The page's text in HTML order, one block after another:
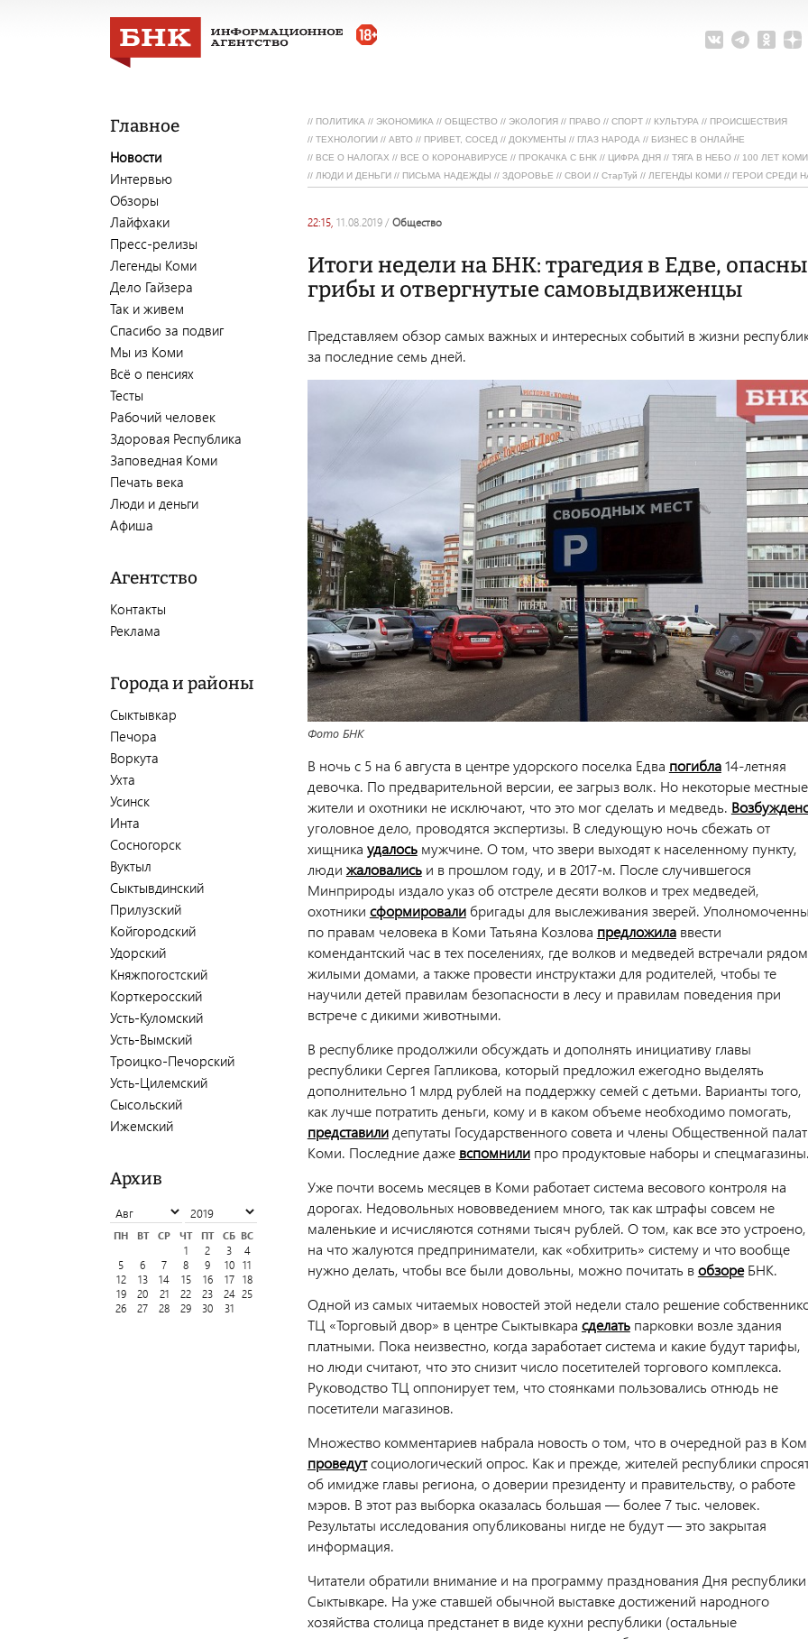
Главное
Новости
Интервью
Обзоры
Лайфхаки
Пресс-релизы
Легенды Коми
Дело Гайзера
Так и живем
Спасибо за подвиг
Мы из Коми
Всё о пенсиях
Тесты
Рабочий человек
Здоровая Республика
Заповедная Коми
Печать века
Люди и деньги
Афиша
Агентство
Контакты
Реклама
Города и районы
Сыктывкар
Печора
Воркута
Ухта
Усинск
Инта
Сосногорск
Вуктыл
Сыктывдинский
Прилузский
Койгородский
Удорский
Княжпогостский
Корткеросский
Усть-Куломский
Усть-Вымский
Троицко-Печорский
Усть-Цилемский
Сысольский
Ижемский
Архив
ПН ВТ СР ЧТ ПТ СБ ВС
1
2 3
4
5
6 7 8 9 10
11
12
13 14 15 16 17
18
19
20 21 22 23 24 25
26
27 28 29 30 31
// ПОЛИТИКА // ЭКОНОМИКА // ОБЩЕСТВО // ЭКОЛОГИЯ // ПРАВО // СПОРТ // КУЛЬТУРА // ПРОИСШЕСТВИЯ
// ТЕХНОЛОГИИ // АВТО // ПРИВЕТ, СОСЕД // ДОКУМЕНТЫ // ГЛАЗ НАРОДА // БИЗНЕС В ОНЛАЙНЕ
// ВСЕ О НАЛОГАХ // ВСЕ О КОРОНАВИРУСЕ // ПРОКАЧКА С БНК // ЦИФРА ДНЯ // ТЯГА В НЕБО // 100 ЛЕТ КОМИ
// ЛЮДИ И ДЕНЬГИ // ПИСЬМА НАДЕЖДЫ // ЗДОРОВЬЕ // СВОИ // СтарТуй // ЛЕГЕНДЫ КОМИ // ГЕРОИ СРЕДИ
22:15, 11.08.2019 / общество
Итоги недели на БНК: трагедия в Едве,
грибы и отвергнутые самовыдвиженцы
Представляем обзор самых важных и интересных событий в жизни
за последние семь дней.
Фото БНК
В ночь с 5 на 6 августа в центре удорского поселка Едва погибла14-летняя
девочка. По предварительной версии, ее загрыз волк. Но некоторые местные
жители и охотники не исключают, что это мог сделать и медведь.
уголовное дело, проводятся экспертизы. В следующую ночь сбежать от
хищника удалосьмужчине. О том, что звери выходят к населенному пункту,
люди жаловалисьи в прошлом году, и в 2017-м. После случившегося
Минприроды издало указ об отстреле десяти волков и трех медведей,
охотники сформировалибригады для выслеживания зверей.
по правам человека в Коми Татьяна Козлова предложилаввести
комендантский час в тех поселениях, где волков и медведей встречали
жилыми домами, а также провести инструктажи для родителей, чтобы те
научили детей правилам безопасности в лесу и правилам поведения при
встрече с дикими животными.
В республике продолжили обсуждать и дополнять инициативу главы
республики Сергея Гапликова, который предложил ежегодно выделять
дополнительно 1 млрд рублей на поддержку семей с детьми. Варианты того,
как лучше потратить деньги, кому и в каком объеме необходимо помогать,
представилидепутаты Государственного совета и члены Общественной
Коми. Последние даже вспомнилипро продуктовые наборы и
Уже почти восемь месяцев в Коми работает система весового контроля на
дорогах. Недовольных нововведением много, так как штрафы совсем не
маленькие и исчисляются сотнями тысяч рублей. О том, как все это устроено,
на что жалуются предприниматели, как «обхитрить» систему и что вообще
нужно делать, чтобы все были довольны, можно почитать вобзореБНК.
Одной из самых читаемых новостей этой недели стало решение
ТЦ «Торговый двор» в центре Сыктывкара сделатьпарковки возле здания
платными. Пока неизвестно, когда заработает система и какие будут тарифы,
но люди считают, что это снизит число посетителей торгового комплекса.
Руководство ТЦ оппонирует тем, что стоянками пользовались отнюдь не
посетители магазинов.
Множество комментариев набрала новость о том, что в очередной раз в
проведутсоциологический опрос. Как и прежде, жителей республики
об имидже главы региона, о доверии президенту и правительству, о работе
мэров. В этот раз выборка оказалась большая — более 7 тыс. человек.
Результаты исследования опубликованы нигде не будут — это закрытая
информация.
Читатели обратили внимание и на программу празднования Дня
Сыктывкаре. На уже ставшей обычной выставке достижений народного
хозяйства столица предстанет в виде кухни республики (остальные